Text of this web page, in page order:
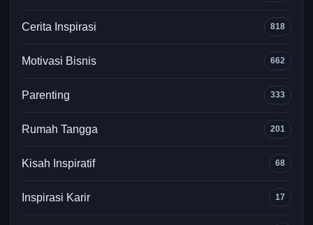
Cerita Inspirasi 818
Motivasi Bisnis 662
Parenting 333
Rumah Tangga 201
Kisah Inspiratif 68
Inspirasi Karir 17